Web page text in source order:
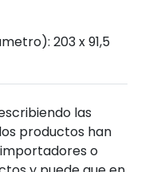
203 x 91,5
las
productos han
o